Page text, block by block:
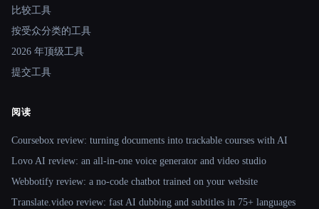
比较工具
按受众分类的工具
2026 年顶级工具
提交工具
阅读
Coursebox review: turning documents into trackable courses with AI
Lovo AI review: an all-in-one voice generator and video studio
Webbotify review: a no-code chatbot trained on your website
Translate.video review: fast AI dubbing and subtitles in 75+ languages